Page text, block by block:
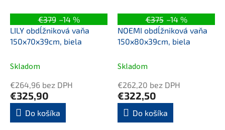
€379 –14 %
LILY obdĺžniková vaňa
150x70x39cm, biela
Skladom
€264,96 bez DPH
€325,90
Do košíka
€375 –14 %
NOEMI obdĺžniková vaňa
150x80x39cm, biela
Skladom
€262,20 bez DPH
€322,50
Do košíka